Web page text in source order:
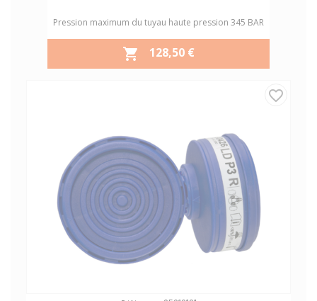
Pression maximum du tuyau haute pression 345 BAR
 PRIX
128,50 €
favorite_border